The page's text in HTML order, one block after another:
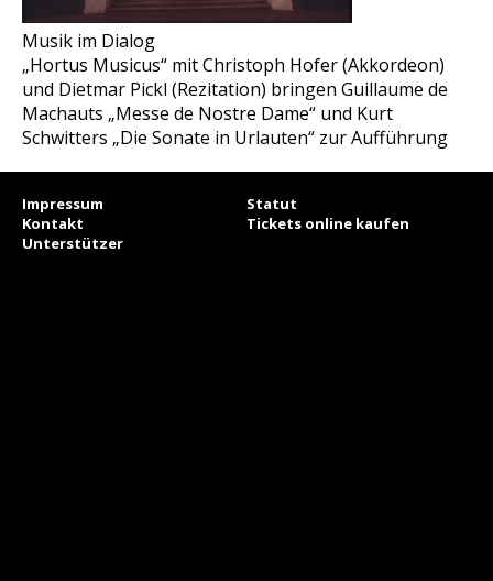
Musik im Dialog
„Hortus Musicus“ mit Christoph Hofer (Akkordeon)
und Dietmar Pickl (Rezitation) bringen Guillaume de
Machauts „Messe de Nostre Dame“ und Kurt
Schwitters „Die Sonate in Urlauten“ zur Aufführung
Impressum
Statut
Kontakt
Tickets online kaufen
Unterstützer